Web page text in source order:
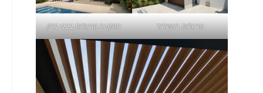
פרגולות באשדוד התקנהפרגולות בבני ברק